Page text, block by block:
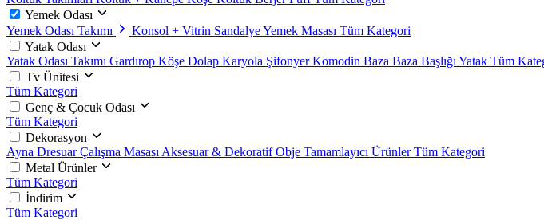
Yemek Odası
Yemek Odası Takımı
Konsol + Vitrin SandalyeYemek Masası Tüm Kategori
Yatak Odası
Yatak Odası Takımı Gardırop Köşe Dolap Karyola ŞifonyerKomodin Baza Baza Başlığı Yatak Tüm
Tv Ünitesi
Tüm Kategori
Genç & Çocuk Odası
Tüm Kategori
Dekorasyon
Ayna DresuarÇalışma Masası Aksesuar & Dekoratif Obje Tamamlayıcı ÜrünlerTüm Kategori
Metal Ürünler
Tüm Kategori
İndirim
Tüm Kategori